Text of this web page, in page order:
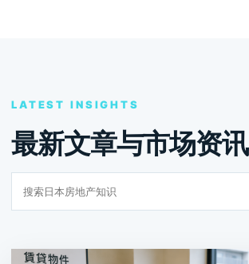
LATEST INSIGHTS
最新文章与市场资讯